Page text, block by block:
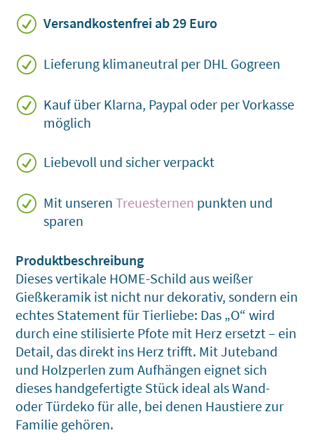
und
Herz
R Versandkostenfrei ab 29 Euro
R Lieferung klimaneutral per DHL Gogreen
R Kauf über Klarna, Paypal oder per Vorkasse
möglich
R Liebevoll und sicher verpackt
R Mit unseren Treuesternen punkten und
sparen
Dieses vertikale HOME-Schild aus weißer
Gießkeramik ist nicht nur dekorativ, sondern ein
echtes Statement für Tierliebe: Das „O“ wird
durch eine stilisierte Pfote mit Herz ersetzt – ein
Detail, das direkt ins Herz trifft. Mit Juteband
und Holzperlen zum Aufhängen eignet sich
dieses handgefertigte Stück ideal als Wand-
oder Türdeko für alle, bei denen Haustiere zur
Familie gehören.